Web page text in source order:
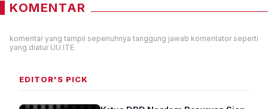
KOMENTAR
komentar yang tampil sepenuhnya tanggung jawab komentator seperti
yang diatur UU ITE
EDITOR'S PICK